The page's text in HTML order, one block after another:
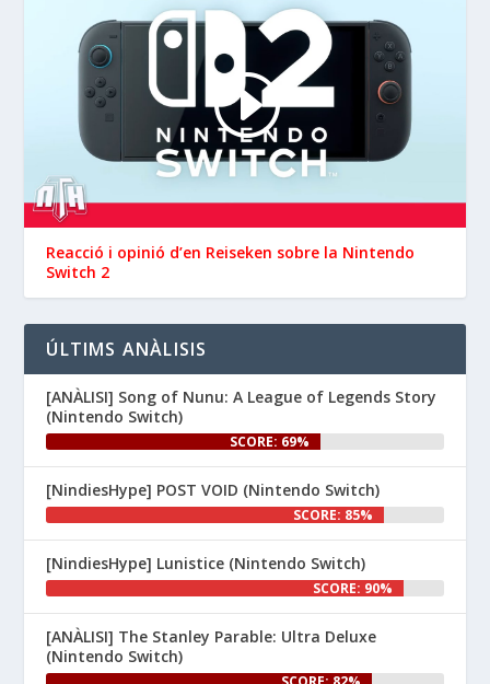
3
Nintenhype.Cat @nintenhype.cat
1m
📅 Devil May Cry V,
Wanderstop, Citizen Sleeper 2,
i molt més, aquesta setmana a
la Nintendo eShop de
#NintendoSwitch2
#NintendoSwitch.
👉
1
Nintenhype.Cat @nintenhype.cat
⋅
1m
El món dels videojocs: ⚡🔥💥💀
Reacció i opinió d’en ‪Reiseken‬ sobre la Nintendo
Switch 2
ÚLTIMS ANÀLISIS
[ANÀLISI] Song of Nunu: A League of Legends Story
(Nintendo Switch)
SCORE: 69%
[NindiesHype] POST VOID (Nintendo Switch)
SCORE: 85%
[NindiesHype] Lunistice (Nintendo Switch)
SCORE: 90%
[ANÀLISI] The Stanley Parable: Ultra Deluxe
(Nintendo Switch)